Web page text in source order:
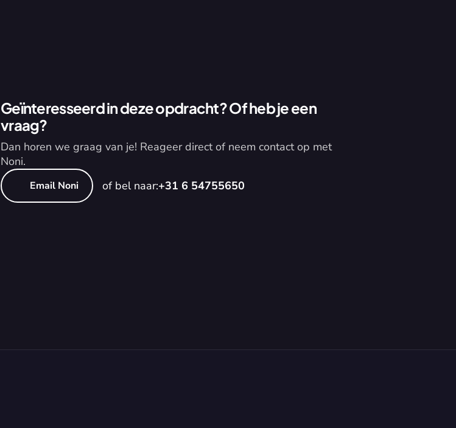
Geïnteresseerd in deze opdracht? Of heb je een
vraag?
Dan horen we graag van je! Reageer direct of neem contact op met
Noni.
Email Noni of bel naar:+31 6 54755650